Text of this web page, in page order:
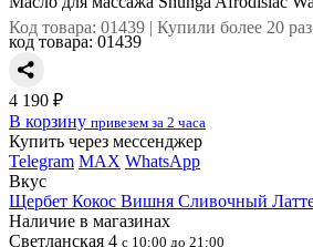
Код товара: 01439 | Купили более 20 раз
код товара: 01439
4 190 ₽
В корзину привезем за 2 часа
Купить через мессенджер
Telegram MAX WhatsApp
Вкус
Щербет Кокос Вишня Сливочный
Наличие в магазинах
Светланская 4 с 10:00 до 21:00